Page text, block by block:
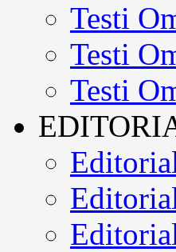
Testi
Testi
Testi